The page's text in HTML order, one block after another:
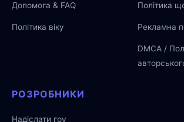
Допомога & FAQ
Політика віку
Політика
Рекламна
DMCA /
РОЗРОБНИКИ
Надіслати гру